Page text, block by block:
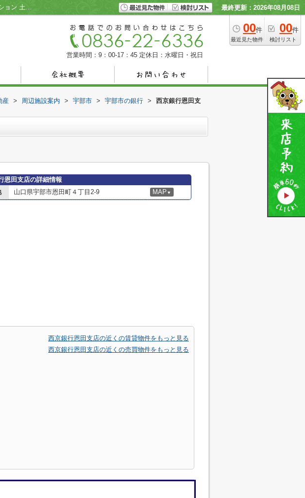
西京銀行恩田支店情報ページ｜宇部市の不動産情報 賃貸アパ－ト 貸家 中古住宅 中古マンション 土地｜株式会社和幸不動産 最終更新：2026年08月08日
00件
最近見た物件
00件
検討リスト
営業時間：9：00-17：45 定休日：水曜日・祝日
産 > 周辺施設案内 > 宇部市 > 宇部市の銀行 >
西京銀行恩田支
恩田支店の詳細情報
山口県宇部市恩田町４丁目2-9 MAP ▼
西京銀行恩田支店の近くの賃貸物件をもっと見る
西京銀行恩田支店の近くの売買物件をもっと見る